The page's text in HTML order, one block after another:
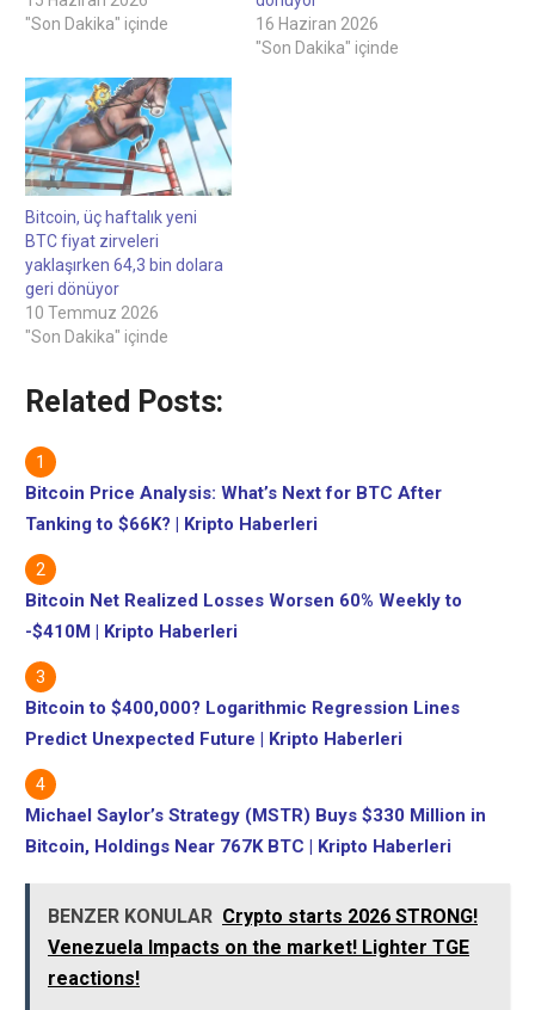
"Son Dakika" içinde
16 Haziran 2026
"Son Dakika" içinde
Bitcoin, üç haftalık yeni
BTC fiyat zirveleri
yaklaşırken 64,3 bin dolara
geri dönüyor
10 Temmuz 2026
"Son Dakika" içinde
Related Posts:
Bitcoin Price Analysis: What’s Next for BTC After
Tanking to $66K? | Kripto Haberleri
Bitcoin Net Realized Losses Worsen 60% Weekly to
-$410M | Kripto Haberleri
Bitcoin to $400,000? Logarithmic Regression Lines
Predict Unexpected Future | Kripto Haberleri
Michael Saylor’s Strategy (MSTR) Buys $330 Million in
Bitcoin, Holdings Near 767K BTC | Kripto Haberleri
BENZER KONULAR Crypto starts 2026 STRONG!
Venezuela Impacts on the market! Lighter TGE
reactions!